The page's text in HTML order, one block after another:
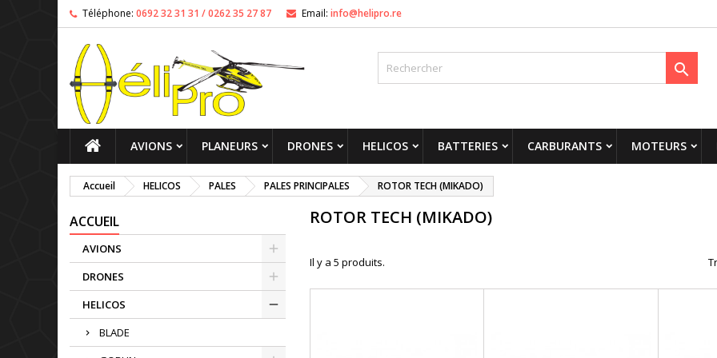
Téléphone: 0692 32 31 31 / 0262 35 27 87 Email: info@helipro.re

AVIONS PLANEURS DRONES HELICOS BATTERIES CARBURANTS MOTEURS
Accueil HELICOS PALES PALES PRINCIPALES ROTOR TECH (MIKADO)
ACCUEIL
AVIONS
DRONES
HELICOS
BLADE
ROTOR TECH (MIKADO)
Il y a 5 produits.